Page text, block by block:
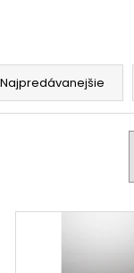
Najpredávanejšie